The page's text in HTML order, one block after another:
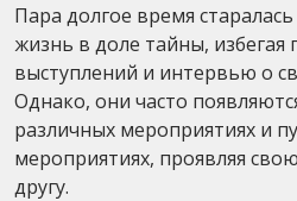
Пара долгое время
жизнь в доле тайны, избегая
выступлений и интервью о
Однако, они часто
различных мероприятиях и
мероприятиях, проявляя
другу.